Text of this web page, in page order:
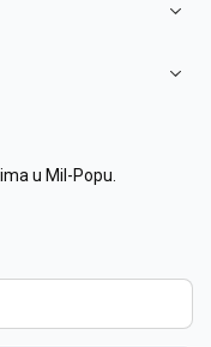
u Mil-Popu.